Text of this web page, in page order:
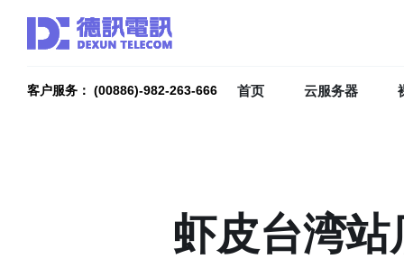
客户服务： (00886)-982-263-666 首页 云服务器
虾皮台湾